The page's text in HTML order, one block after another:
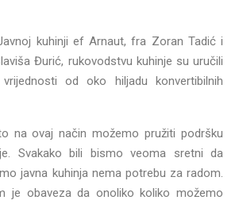
kuhinji ef Arnaut, fra Zoran Tadić i
Đurić, rukovodstvu kuhinje su uručili
od oko hiljadu konvertibilnih
na ovaj način možemo pružiti podršku
Svakako bili bismo veoma sretni da
javna kuhinja nema potrebu za radom.
je obaveza da onoliko koliko možemo